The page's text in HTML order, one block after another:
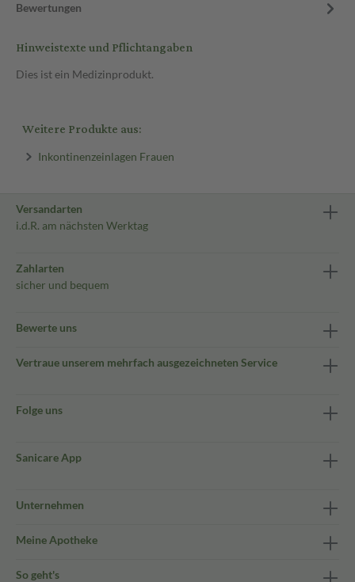
Bewertungen
Hinweistexte und Pflichtangaben
Dies ist ein Medizinprodukt.
Weitere Produkte aus:
Inkontinenzeinlagen Frauen
Versandarten
i.d.R. am nächsten Werktag
Zahlarten
sicher und bequem
Bewerte uns
Vertraue unserem mehrfach ausgezeichneten Service
Folge uns
Sanicare App
Unternehmen
Meine Apotheke
So geht's